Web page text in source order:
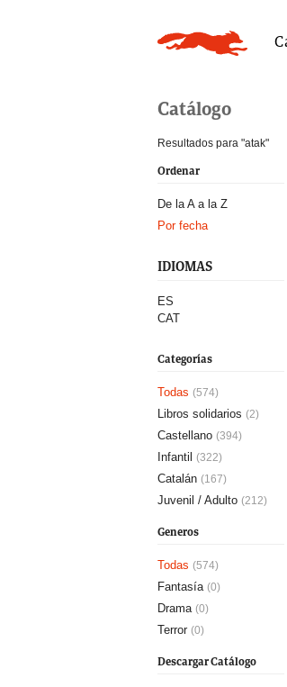
Catálogo
Resultados para "atak"
Ordenar
De la A a la Z
Por fecha
IDIOMAS
ES
CAT
Categorías
Todas (574)
Libros solidarios (2)
Castellano (394)
Infantil (322)
Catalán (167)
Juvenil / Adulto (212)
Generos
Todas (574)
Fantasía (0)
Drama (0)
Terror (0)
Descargar Catálogo